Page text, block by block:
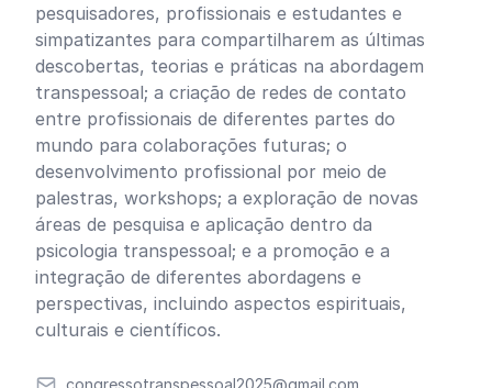
pesquisadores, profissionais e estudantes e
simpatizantes para compartilharem as últimas
descobertas, teorias e práticas na abordagem
transpessoal; a criação de redes de contato
entre profissionais de diferentes partes do
mundo para colaborações futuras; o
desenvolvimento profissional por meio de
palestras, workshops; a exploração de novas
áreas de pesquisa e aplicação dentro da
psicologia transpessoal; e a promoção e a
integração de diferentes abordagens e
perspectivas, incluindo aspectos espirituais,
culturais e científicos.
Email